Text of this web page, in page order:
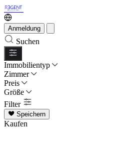
Anmeldung
Suchen
Immobilientyp
Zimmer
Preis
Größe
Filter
Speichern
Kaufen